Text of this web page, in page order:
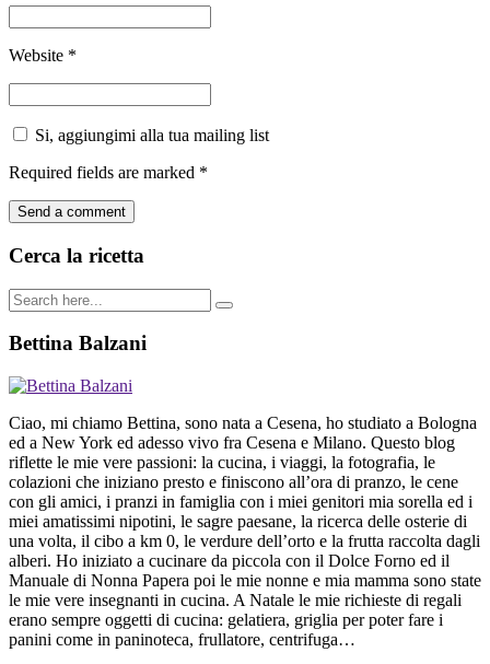
Website *
Si, aggiungimi alla tua mailing list
Required fields are marked *
Cerca la ricetta
Bettina Balzani
Ciao, mi chiamo Bettina, sono nata a Cesena, ho studiato a Bologna
ed a New York ed adesso vivo fra Cesena e Milano. Questo blog
riflette le mie vere passioni: la cucina, i viaggi, la fotografia, le
colazioni che iniziano presto e finiscono all’ora di pranzo, le cene
con gli amici, i pranzi in famiglia con i miei genitori mia sorella ed i
miei amatissimi nipotini, le sagre paesane, la ricerca delle osterie di
una volta, il cibo a km 0, le verdure dell’orto e la frutta raccolta dagli
alberi. Ho iniziato a cucinare da piccola con il Dolce Forno ed il
Manuale di Nonna Papera poi le mie nonne e mia mamma sono state
le mie vere insegnanti in cucina. A Natale le mie richieste di regali
erano sempre oggetti di cucina: gelatiera, griglia per poter fare i
panini come in paninoteca, frullatore, centrifuga…